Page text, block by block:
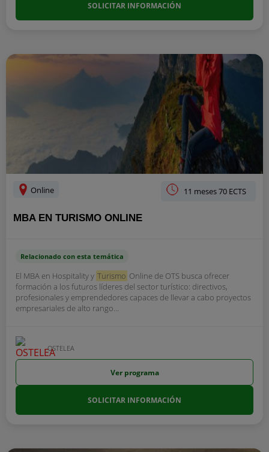
SOLICITAR INFORMACIÓN
Online 11 meses 70 ECTS
MBA EN TURISMO ONLINE
Relacionado con esta temática
El MBA en Hospitality y Turismo Online de OTS busca ofrecer
formación a los futuros líderes del sector turístico: directivos,
profesionales y emprendedores capaces de llevar a cabo proyectos
empresariales de alto rango...
OSTELEA
Ver programa
SOLICITAR INFORMACIÓN